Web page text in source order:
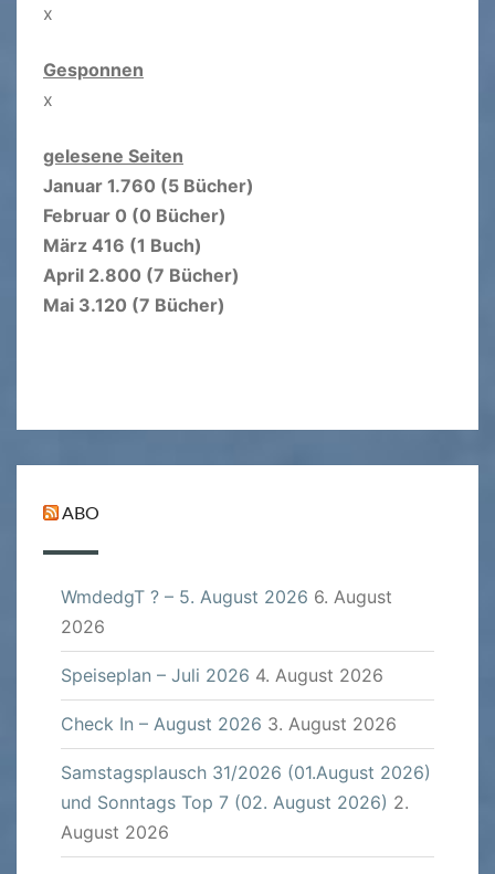
x
Gesponnen
x
gelesene Seiten
Januar 1.760 (5 Bücher)
Februar 0 (0 Bücher)
März 416 (1 Buch)
April 2.800 (7 Bücher)
Mai 3.120 (7 Bücher)
ABO
WmdedgT ? – 5. August 2026 6. August
2026
Speiseplan – Juli 2026 4. August 2026
Check In – August 2026 3. August 2026
Samstagsplausch 31/2026 (01.August 2026)
und Sonntags Top 7 (02. August 2026) 2.
August 2026